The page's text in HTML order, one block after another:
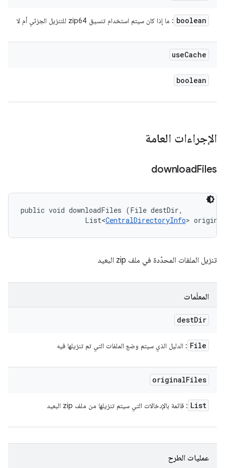
boolean : ما إذا كان سيتم استخدام تنسيق zip64 للتنزيل الجزئي أم لا
useCache
boolean
الإجراءات العامة
downloadFiles
public void downloadFiles (File destDir,
                List<
CentralDirectoryInfo>
تنزيل الملفات المحدّدة في ملف zip البعيد
المعلَمات
destDir
File : الدليل الذي سيتم وضع الملفات التي تم تنزيلها فيه
originalFiles
List : قائمة بالإدخالات التي سيتم تنزيلها من ملف zip البعيد
عمليات الطرح